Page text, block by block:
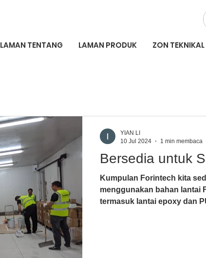
LAMAN TENTANG LAMAN PRODUK ZON TEKNIKAL
Bersedia untuk
Kumpulan Forintech kita
menggunakan bahan lantai
termasuk lantai epoxy dan
YIAN LI
10 Jul 2024
1 min membaca